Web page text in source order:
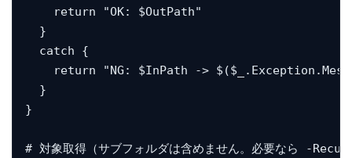
    return "OK: $OutPath"
  }
  catch {
return "NG: $InPath ->
  }
}
# 対象取得（サブフォルダは含めません。必要なら -